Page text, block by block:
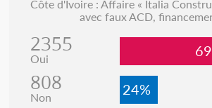
Côte d'Ivoire : Affaire « Italia
avec faux ACD,
2355
Oui
808
Non 24%